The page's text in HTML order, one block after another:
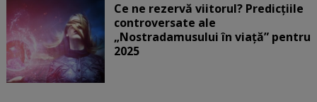
Ce ne rezervă viitorul? Predicțiile
controversate ale
„Nostradamusului în viață” pentru
2025